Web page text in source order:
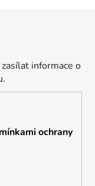
informace o
ochrany